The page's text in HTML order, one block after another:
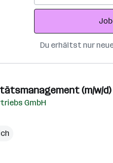
Adresse
Du erhältst nur
(m/w/d)
GmbH